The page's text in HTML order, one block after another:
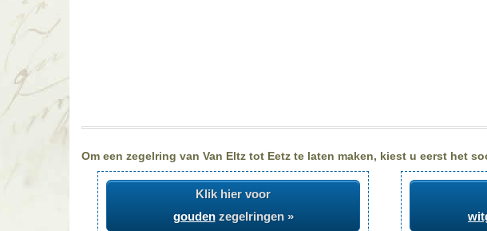
Om een zegelring van Van Eltz tot Eetz te laten maken, kiest u eerst het
Klik hier voor
goudenzegelringen »